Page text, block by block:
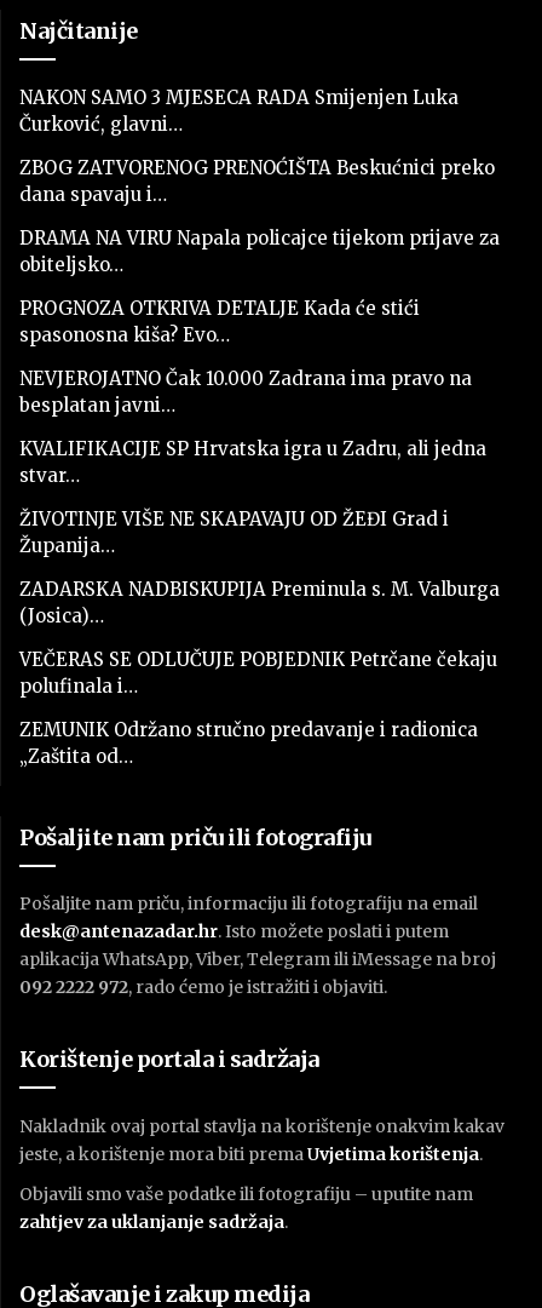
Najčitanije
NAKON SAMO 3 MJESECA RADA Smijenjen Luka
Čurković, glavni…
ZBOG ZATVORENOG PRENOĆIŠTA Beskućnici preko
dana spavaju i…
DRAMA NA VIRU Napala policajce tijekom prijave za
obiteljsko…
PROGNOZA OTKRIVA DETALJE Kada će stići
spasonosna kiša? Evo…
NEVJEROJATNO Čak 10.000 Zadrana ima pravo na
besplatan javni…
KVALIFIKACIJE SP Hrvatska igra u Zadru, ali jedna
stvar…
ŽIVOTINJE VIŠE NE SKAPAVAJU OD ŽEĐI Grad i
Županija…
ZADARSKA NADBISKUPIJA Preminula s. M. Valburga
(Josica)…
VEČERAS SE ODLUČUJE POBJEDNIK Petrčane čekaju
polufinala i…
ZEMUNIK Održano stručno predavanje i radionica
„Zaštita od…
Pošaljite nam priču ili fotografiju
Pošaljite nam priču, informaciju ili fotografiju na email
desk@antenazadar.hr. Isto možete poslati i putem
aplikacija WhatsApp, Viber, Telegram ili iMessage na broj
092 2222 972, rado ćemo je istražiti i objaviti.
Korištenje portala i sadržaja
Nakladnik ovaj portal stavlja na korištenje onakvim kakav
jeste, a korištenje mora biti premaUvjetima korištenja.
Objavili smo vaše podatke ili fotografiju – uputite nam
zahtjev za uklanjanje sadržaja.
Oglašavanje i zakup medija